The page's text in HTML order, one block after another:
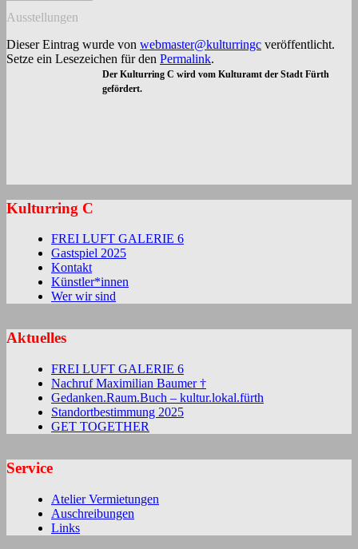
Ausstellungen
Dieser Eintrag wurde von webmaster@kulturringc veröffentlicht.
Setze ein Lesezeichen für den Permalink.
Der Kulturring C wird vom Kulturamt der Stadt Fürth
gefördert.
Kulturring C
FREI LUFT GALERIE 6
Gastspiel 2025
Kontakt
Künstler*innen
Wer wir sind
Aktuelles
FREI LUFT GALERIE 6
Nachruf Maximilian Baumer †
Gedanken.Raum.Buch – kultur.lokal.fürth
Standortbestimmung 2025
GET TOGETHER
Service
Atelier Vermietungen
Auschreibungen
Links